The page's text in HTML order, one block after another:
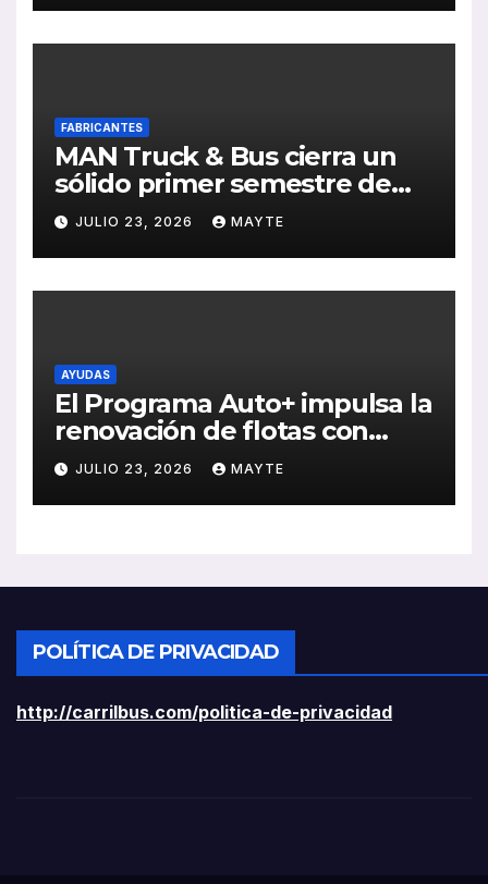
FABRICANTES
MAN Truck & Bus cierra un
sólido primer semestre de
2026 con crecimiento en
ventas, pedidos y
rentabilidad
JULIO 23, 2026 MAYTE
AYUDAS
El Programa Auto+ impulsa la
renovación de flotas con
ayudas a vehículos eléctricos
ligeros
JULIO 23, 2026 MAYTE
POLÍTICA DE PRIVACIDAD
http://carrilbus.com/politica-de-privacidad